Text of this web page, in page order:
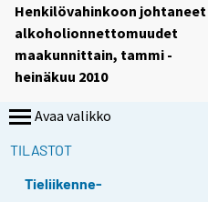
Henkilövahinkoon johtaneet
alkoholionnettomuudet
maakunnittain, tammi -
heinäkuu 2010
Avaa valikko
TILASTOT
Tieliikenne-